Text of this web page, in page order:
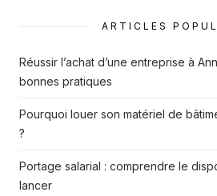
ARTICLES
Réussir l’achat d’une entreprise à
bonnes pratiques
Pourquoi louer son matériel de
?
Portage salarial : comprendre le
lancer